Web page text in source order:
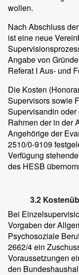
wollen.
Nach Abschluss
ist eine neue
Angabe von
Referat I Aus- und
Die Kosten
Supervisors sowie
Supervisandin
Rahmen der in der
Angehörige der
2510/0-9109
Verfügung
des HESB
3.2
Bei
Vorgaben der
Psychosoziale
2662/4 ein
Voraussetzungen
den